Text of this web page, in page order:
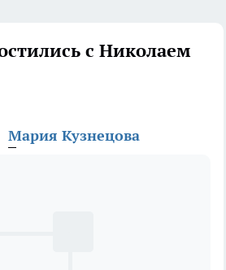
с Николаем
Мария Кузнецова